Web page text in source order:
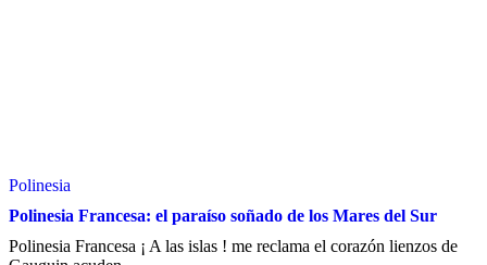
Polinesia
Polinesia Francesa: el paraíso soñado de los Mares del Sur
Polinesia Francesa ¡ A las islas ! me reclama el corazón lienzos de